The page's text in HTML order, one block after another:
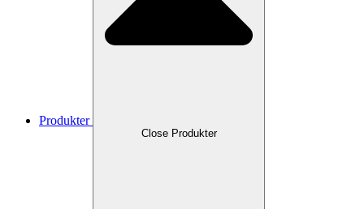
Produkter
Close Produkter